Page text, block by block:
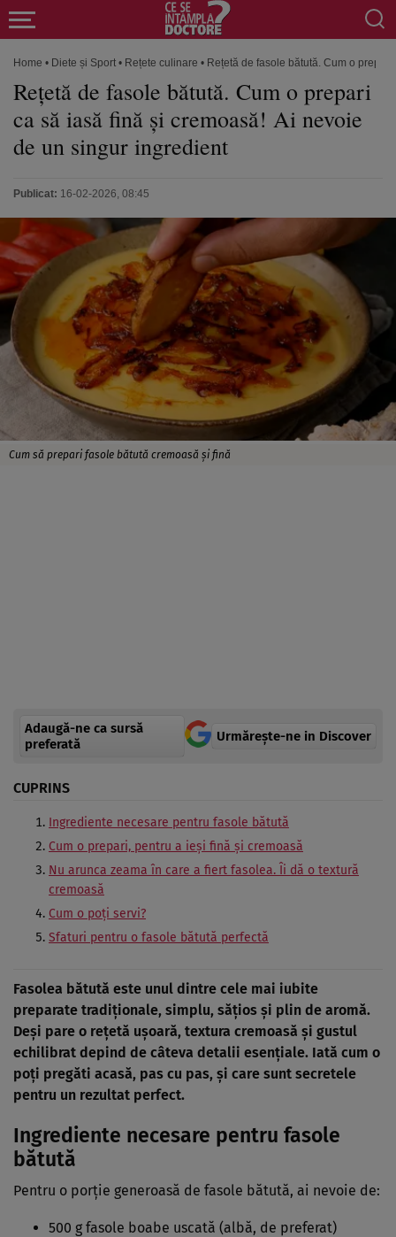
Home • Diete și Sport • Rețete culinare • Rețetă de fasole bătută. Cum o
Rețetă de fasole bătută. Cum o prepari
ca să iasă fină și cremoasă! Ai nevoie
de un singur ingredient
Publicat: 16-02-2026, 08:45
Cum să prepari fasole bătută cremoasă și fină
Adaugă-ne ca sursă
preferată
Urmărește-ne in Discover
CUPRINS
Ingrediente necesare pentru fasole bătută
Cum o prepari, pentru a ieși fină și cremoasă
Nu arunca zeama în care a fiert fasolea. Îi dă o textură
cremoasă
Cum o poți servi?
Sfaturi pentru o fasole bătută perfectă
Fasolea bătută este unul dintre cele mai iubite
preparate tradiționale, simplu, sățios și plin de aromă.
Deși pare o rețetă ușoară, textura cremoasă și gustul
echilibrat depind de câteva detalii esențiale. Iată cum o
poți pregăti acasă, pas cu pas, și care sunt secretele
pentru un rezultat perfect.
Ingrediente necesare pentru fasole
bătută
Pentru o porție generoasă de fasole bătută, ai nevoie de:
500 g fasole boabe uscată (albă, de preferat)